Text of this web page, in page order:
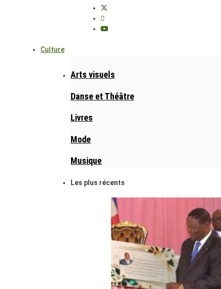
Culture
Arts visuels
Danse et Théâtre
Livres
Mode
Musique
Les plus récents